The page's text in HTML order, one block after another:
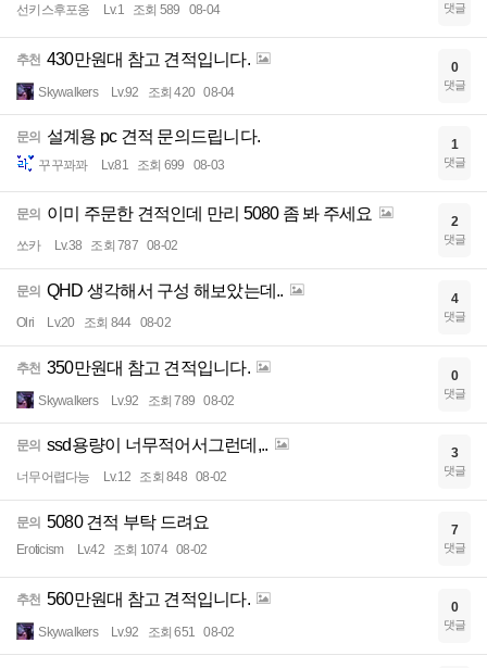
선키스후포옹 Lv.1 조회 589 08-04 댓글
추천 430만원대 참고 견적입니다.
Skywalkers Lv.92 조회 420 08-04
0
댓글
문의 설계용 pc 견적 문의드립니다.
꾸꾸꽈꽈 Lv.81 조회 699 08-03
1
댓글
문의 이미 주문한 견적인데 만리 5080 좀 봐 주세요
쏘카 Lv.38 조회 787 08-02
2
댓글
문의 QHD 생각해서 구성 해보았는데..
Olri Lv.20 조회 844 08-02
4
댓글
추천 350만원대 참고 견적입니다.
Skywalkers Lv.92 조회 789 08-02
0
댓글
문의 ssd용량이 너무적어서그런데,..
너무어렵다능 Lv.12 조회 848 08-02
3
댓글
문의 5080 견적 부탁 드려요
Eroticism Lv.42 조회 1074 08-02
7
댓글
추천 560만원대 참고 견적입니다.
Skywalkers Lv.92 조회 651 08-02
0
댓글